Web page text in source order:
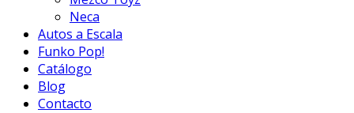
Neca
Autos a Escala
Funko Pop!
Catálogo
Blog
Contacto